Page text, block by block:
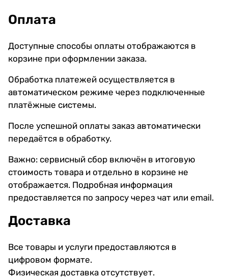
Оплата
Доступные способы оплаты отображаются в
корзине при оформлении заказа.
Обработка платежей осуществляется в
автоматическом режиме через подключенные
платёжные системы.
После успешной оплаты заказ автоматически
передаётся в обработку.
Важно: сервисный сбор включён в итоговую
стоимость товара и отдельно в корзине не
отображается. Подробная информация
предоставляется по запросу через чат или email.
Доставка
Все товары и услуги предоставляются в
цифровом формате.
Физическая доставка отсутствует.